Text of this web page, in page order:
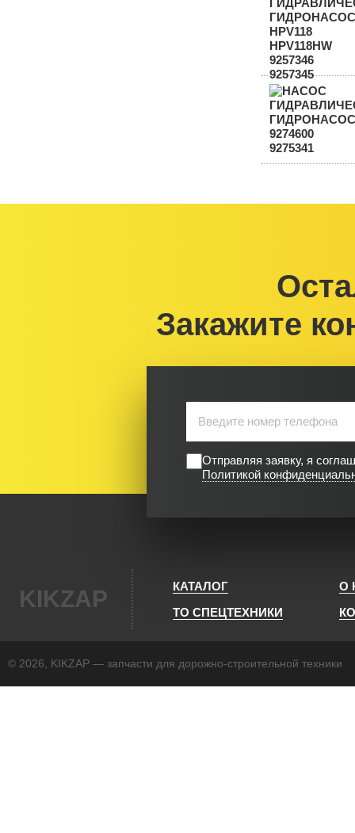
Закажите
Отправляя заявку, я
Политикой
KIKZAP КАТАЛОГ
О
ТО СПЕЦТЕХНИКИ
© 2026, KIKZAP — запчасти для дорожно-строительной техники